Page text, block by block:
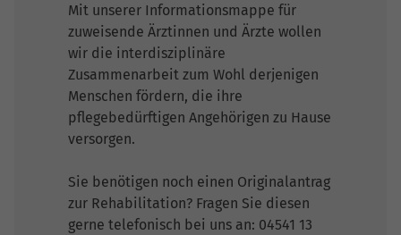
Mit unserer Informationsmappe für
zuweisende Ärztinnen und Ärzte wollen
wir die interdisziplinäre
Zusammenarbeit zum Wohl derjenigen
Menschen fördern, die ihre
pflegebedürftigen Angehörigen zu Hause
versorgen.
Sie benötigen noch einen Originalantrag
zur Rehabilitation? Fragen Sie diesen
gerne telefonisch bei uns an: 04541 13